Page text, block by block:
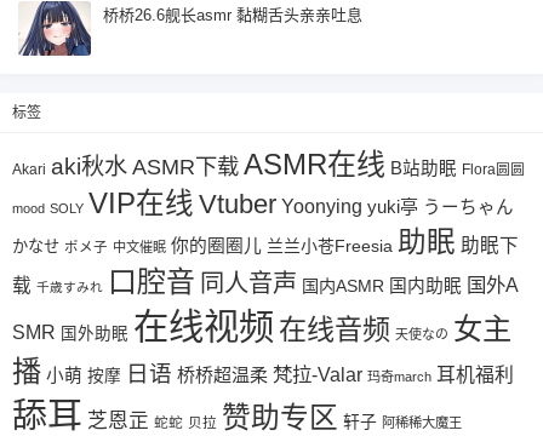
桥桥26.6舰长asmr 黏糊舌头亲亲吐息
标签
Akari aki秋水ASMR下载ASMR在线 B站助眠 Flora圆圆
mood SOLY VIP在线 Vtuber Yoonying yuki亭 うーちゃん
かなせ ポメ子 中文催眠 你的圈圈儿 兰兰小苍Freesia 助眠 助眠下
载 千歳すみれ 口腔音 同人音声 国内ASMR 国内助眠 国外A
SMR 国外助眠 在线视频 在线音频 天使なの 女主
播 小萌 按摩 日语 桥桥超温柔 梵拉-Valar 玛奇march 耳机福利
舔耳 芝恩㱏 蛇蛇 贝拉 赞助专区 轩子 阿稀稀大魔王